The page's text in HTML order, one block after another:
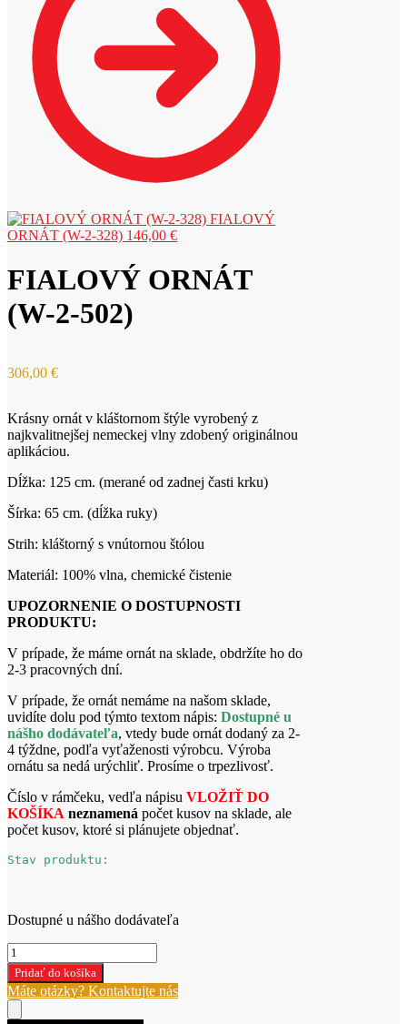
FIALOVÝ
ORNÁT (W-2-328) 146,00 €
FIALOVÝ ORNÁT
(W-2-502)
306,00 €
Krásny ornát v kláštornom štýle vyrobený z
najkvalitnejšej nemeckej vlny zdobený originálnou
aplikáciou.
Dĺžka: 125 cm. (merané od zadnej časti krku)
Šírka: 65 cm. (dĺžka ruky)
Strih: kláštorný s vnútornou štólou
Materiál: 100% vlna, chemické čistenie
UPOZORNENIE O DOSTUPNOSTI
PRODUKTU:
V prípade, že máme ornát na sklade, obdržíte ho do
2-3 pracovných dní.
V prípade, že ornát nemáme na našom sklade,
uvidíte dolu pod týmto textom nápis: Dostupné u
nášho dodávateľa, vtedy bude ornát dodaný za 2-
4 týždne, podľa vyťaženosti výrobcu. Výroba
ornátu sa nedá urýchliť. Prosíme o trpezlivosť.
Číslo v rámčeku, vedľa nápisu VLOŽIŤ DO
KOŠÍKA neznamená počet kusov na sklade, ale
počet kusov, ktoré si plánujete objednať.
Stav produktu:
Dostupné u nášho dodávateľa
množstvo
FIALOVÝ
ORNÁT
(W-
2-
Pridať do košíka
Máte otázky? Kontaktujte nás